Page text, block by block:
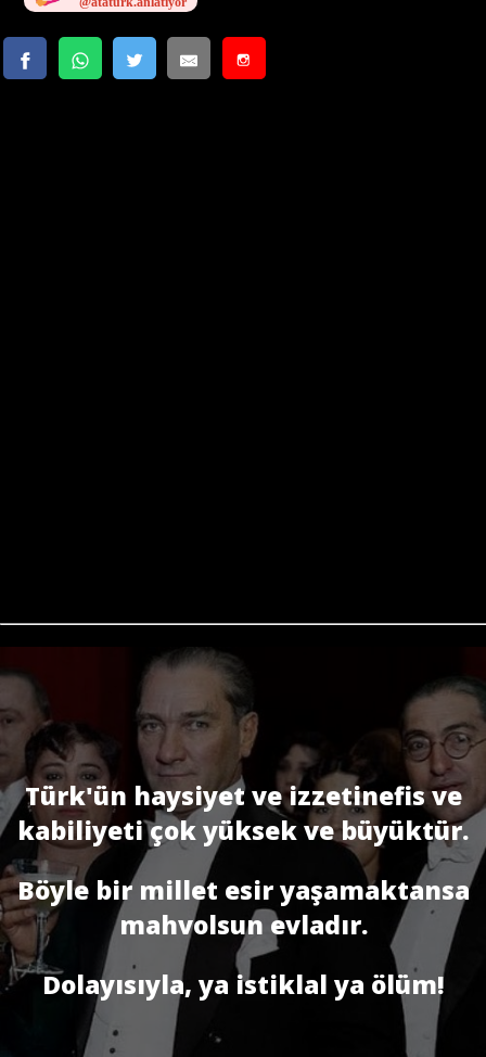
Türk'ün haysiyet ve izzetinefis ve
kabiliyeti çok yüksek ve büyüktür.
Böyle bir millet esir yaşamaktansa
mahvolsun evladır.
Dolayısıyla, ya istiklal ya ölüm!